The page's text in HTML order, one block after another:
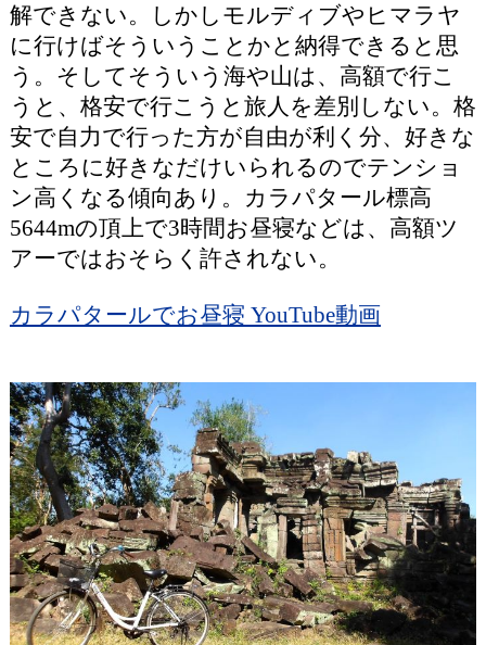
解できない。しかしモルディブやヒマラヤ
に行けばそういうことかと納得できると思
う。そしてそういう海や山は、高額で行こ
うと、格安で行こうと旅人を差別しない。格
安で自力で行った方が自由が利く分、好きな
ところに好きなだけいられるのでテンショ
ン高くなる傾向あり。カラパタール標高
5644mの頂上で3時間お昼寝などは、高額ツ
アーではおそらく許されない。
カラパタールでお昼寝 YouTube動画